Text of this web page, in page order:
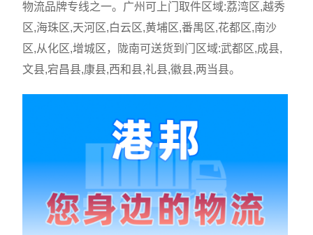
物流品牌专线之一。广州可上门取件区域:荔湾区,越秀
区,海珠区,天河区,白云区,黄埔区,番禺区,花都区,南沙
区,从化区,增城区，陇南可送货到门区域:武都区,成县,
文县,宕昌县,康县,西和县,礼县,徽县,两当县。